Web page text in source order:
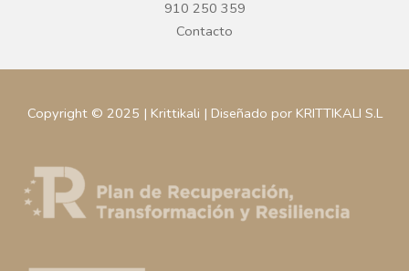
910 250 359
Contacto
Copyright © 2025 | Krittikali | Diseñado por KRITTIKALI S.L